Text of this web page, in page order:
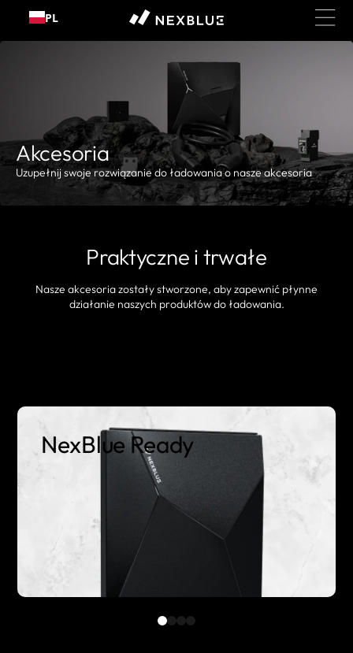
Przejdź do treści
PL
Akcesoria
Uzupełnij swoje rozwiązanie do ładowania o nasze akcesoria
Praktyczne i trwałe
Nasze akcesoria zostały stworzone, aby zapewnić płynne
działanie naszych produktów do ładowania.
NexBlue Ready